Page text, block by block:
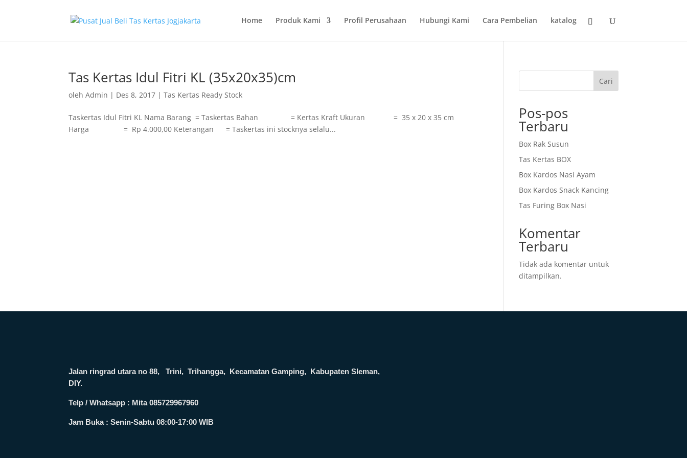
Home Produk Kami Profil Perusahaan Hubungi Kami Cara Pembelian katalog
Tas Kertas Idul Fitri KL (35x20x35)cm
olehAdmin | Des 8, 2017 |Tas Kertas Ready Stock
Taskertas Idul Fitri KL Nama Barang = Taskertas Bahan = Kertas Kraft Ukuran = 35 x 20 x 35 cm
Harga = Rp 4.000,00 Keterangan = Taskertas ini stocknya selalu...
Cari
Pos-pos
Terbaru
Box Rak Susun
Tas Kertas BOX
Box Kardos Nasi Ayam
Box Kardos Snack Kancing
Tas Furing Box Nasi
Komentar
Terbaru
Tidak ada komentar untuk
ditampilkan.
Jalan ringrad utara no 88, Trini, Trihangga, Kecamatan Gamping, Kabupaten Sleman,
DIY.
Telp / Whatsapp : Mita 085729967960
Jam Buka : Senin-Sabtu 08:00-17:00 WIB